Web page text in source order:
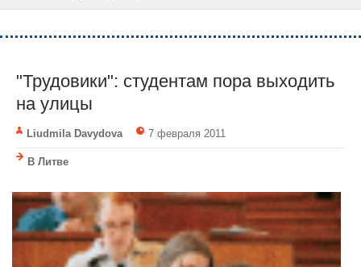
"Трудовики": студентам пора выходить
на улицы
Liudmila Davydova 7 февраля 2011
В Литве